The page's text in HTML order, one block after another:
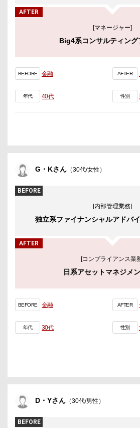
AFTER
[マネージャー]
Big4系コンサルティング
BEFORE 金融 AFTER
年代 40代 性別
G・Kさん （30代/女性）
BEFORE
[内部管理業務]
独立系ファイナンシャルアドバ
AFTER
[コンプライアンス業
日系アセットマネジメ
BEFORE 金融 AFTER
年代 30代 性別
D・Yさん （30代/男性）
BEFORE